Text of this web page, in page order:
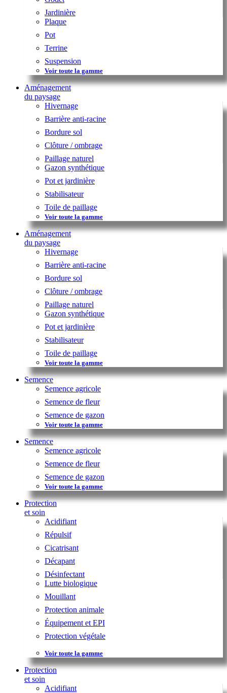
Jardinière
Plaque
Pot
Terrine
Suspension
Voir toute la gamme
Aménagement
du paysage
Hivernage
Barrière anti-racine
Bordure sol
Clôture / ombrage
Paillage naturel
Gazon synthétique
Pot et jardinière
Stabilisateur
Toile de paillage
Voir toute la gamme
Aménagement
du paysage
Hivernage
Barrière anti-racine
Bordure sol
Clôture / ombrage
Paillage naturel
Gazon synthétique
Pot et jardinière
Stabilisateur
Toile de paillage
Voir toute la gamme
Semence
Semence agricole
Semence de fleur
Semence de gazon
Voir toute la gamme
Semence
Semence agricole
Semence de fleur
Semence de gazon
Voir toute la gamme
Protection
et soin
Acidifiant
Répulsif
Cicatrisant
Décapant
Désinfectant
Lutte biologique
Mouillant
Protection animale
Équipement et EPI
Protection végétale
Voir toute la gamme
Protection
et soin
Acidifiant